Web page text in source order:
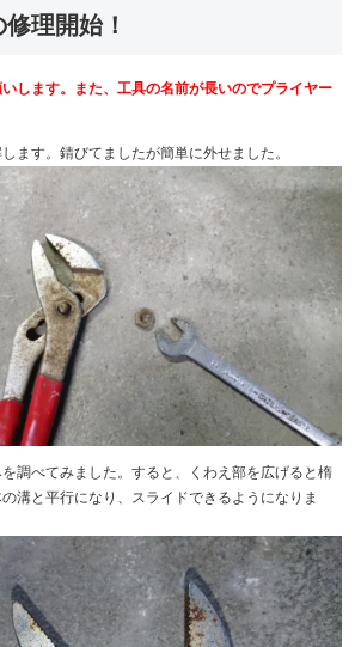
理開始！
します。また、工具の名前が長いのでプライヤー
ます。錆びてましたが簡単に外せました。
調べてみました。すると、くわえ部を広げると楕
溝と平行になり、スライドできるようになりま